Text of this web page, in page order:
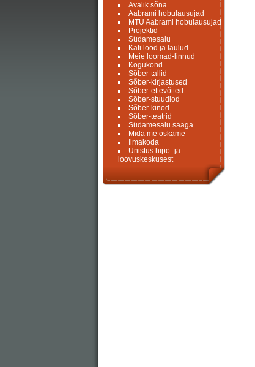
Avalik sõna
Aabrami hobulausujad
MTÜ Aabrami hobulausujad
Projektid
Südamesalu
Kati lood ja laulud
Meie loomad-linnud
Kogukond
Sõber-tallid
Sõber-kirjastused
Sõber-ettevõtted
Sõber-stuudiod
Sõber-kinod
Sõber-teatrid
Südamesalu saaga
Mida me oskame
Ilmakoda
Unistus hipo- ja
loovuskeskusest